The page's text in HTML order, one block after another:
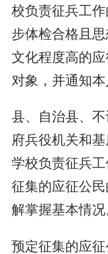
校负责征兵工
步体检合格且思
文化程度高的
对象，并通知本
县、自治县、
府兵役机关和
学校负责征兵
征集的应征公
解掌握基本情况
预定征集的应